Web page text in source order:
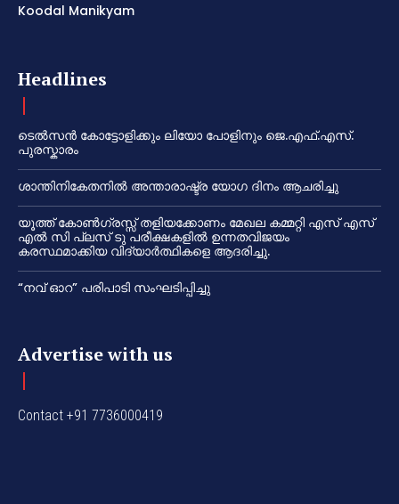
Koodal Manikyam
Headlines
ടെൽസൻ കോട്ടോളിക്കും ലിയോ പോളിനും ജെ.എഫ്.എസ്.
പുരസ്കാരം
ശാന്തിനികേതനിൽ അന്താരാഷ്ട്ര യോഗ ദിനം ആചരിച്ചു
യൂത്ത് കോൺഗ്രസ്സ് തളിയക്കോണം മേഖല കമ്മറ്റി എസ് എസ്
എൽ സി പ്ലസ് ടു പരീക്ഷകളിൽ ഉന്നതവിജയം
കരസ്ഥമാക്കിയ വിദ്യാർത്ഥികളെ ആദരിച്ചു.
“നവ് ഓറ” പരിപാടി സംഘടിപ്പിച്ചു
Advertise with us
Contact +91 7736000419